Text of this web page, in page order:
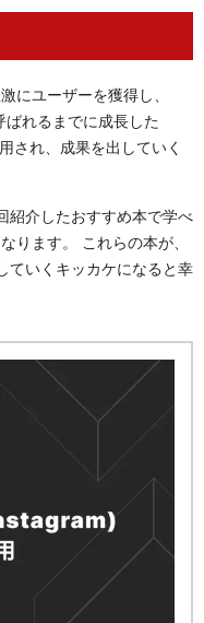
にユーザーを獲得し、
れるまでに成長した
され、成果を出していく
紹介したおすすめ本で学べ
ります。 これらの本が、
ていくキッカケになると幸